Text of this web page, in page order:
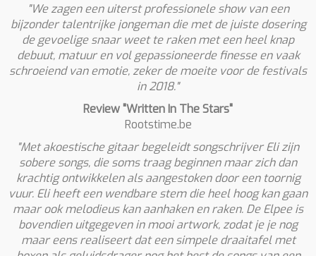
"We zagen een uiterst professionele show van een
bijzonder talentrijke jongeman die met de juiste dosering
de gevoelige snaar weet te raken met een heel knap
debuut, matuur en vol gepassioneerde finesse en vaak
schroeiend van emotie, zeker de moeite voor de festivals
in 2018."
Review "Written In The Stars"
Rootstime.be
"Met akoestische gitaar begeleidt songschrijver Eli zijn
sobere songs, die soms traag beginnen maar zich dan
krachtig ontwikkelen als aangestoken door een toornig
vuur. Eli heeft een wendbare stem die heel hoog kan gaan
maar ook melodieus kan aanhaken en raken. De Elpee is
bovendien uitgegeven in mooi artwork, zodat je je nog
maar eens realiseert dat een simpele draaitafel met